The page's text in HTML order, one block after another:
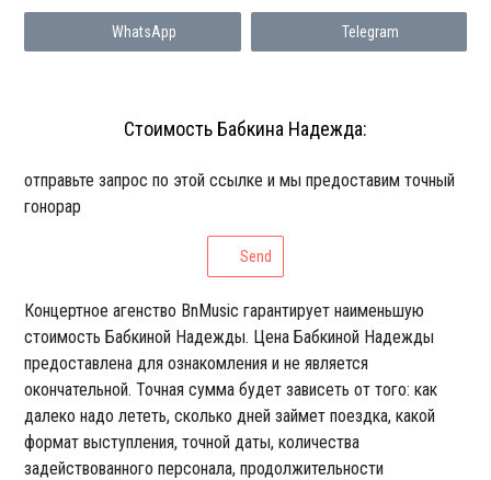
WhatsApp Telegram
Стоимость Бабкина Надежда:
отправьте запрос по этой ссылке и мы предоставим точный
гонорар
Send
Концертное агенство BnMusic гарантирует наименьшую
стоимость Бабкиной Надежды. Цена Бабкиной Надежды
предоставлена для ознакомления и не является
окончательной. Точная сумма будет зависеть от того: как
далеко надо лететь, сколько дней займет поездка, какой
формат выступления, точной даты, количества
задействованного персонала, продолжительности